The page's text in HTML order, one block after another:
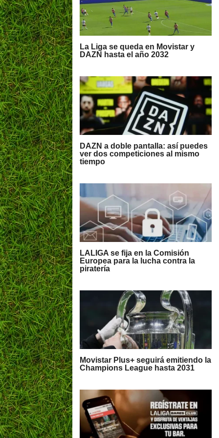
La Liga se queda en Movistar y
DAZN hasta el año 2032
DAZN a doble pantalla: así puedes
ver dos competiciones al mismo
tiempo
LALIGA se fija en la Comisión
Europea para la lucha contra la
piratería
Movistar Plus+ seguirá emitiendo la
Champions League hasta 2031